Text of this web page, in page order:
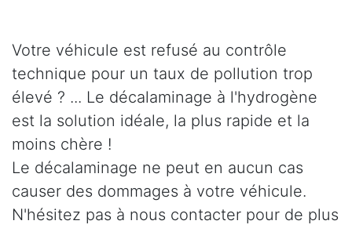
Votre véhicule est refusé au contrôle
technique pour un taux de pollution trop
élevé ? ... Le décalaminage à l'hydrogène
est la solution idéale, la plus rapide et la
moins chère !
Le décalaminage ne peut en aucun cas
causer des dommages à votre véhicule.
N'hésitez pas à nous contacter pour de plus